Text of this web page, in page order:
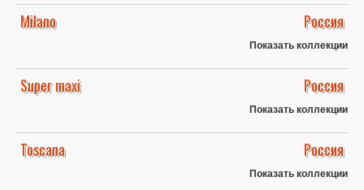
Milano Россия
Показать коллекции
Super maxi Россия
Показать коллекции
Toscana Россия
Показать коллекции